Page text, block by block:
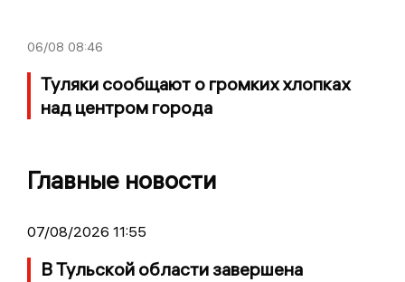
06/08 08:46
Туляки сообщают о громких хлопках
над центром города
Главные новости
07/08/2026 11:55
В Тульской области завершена